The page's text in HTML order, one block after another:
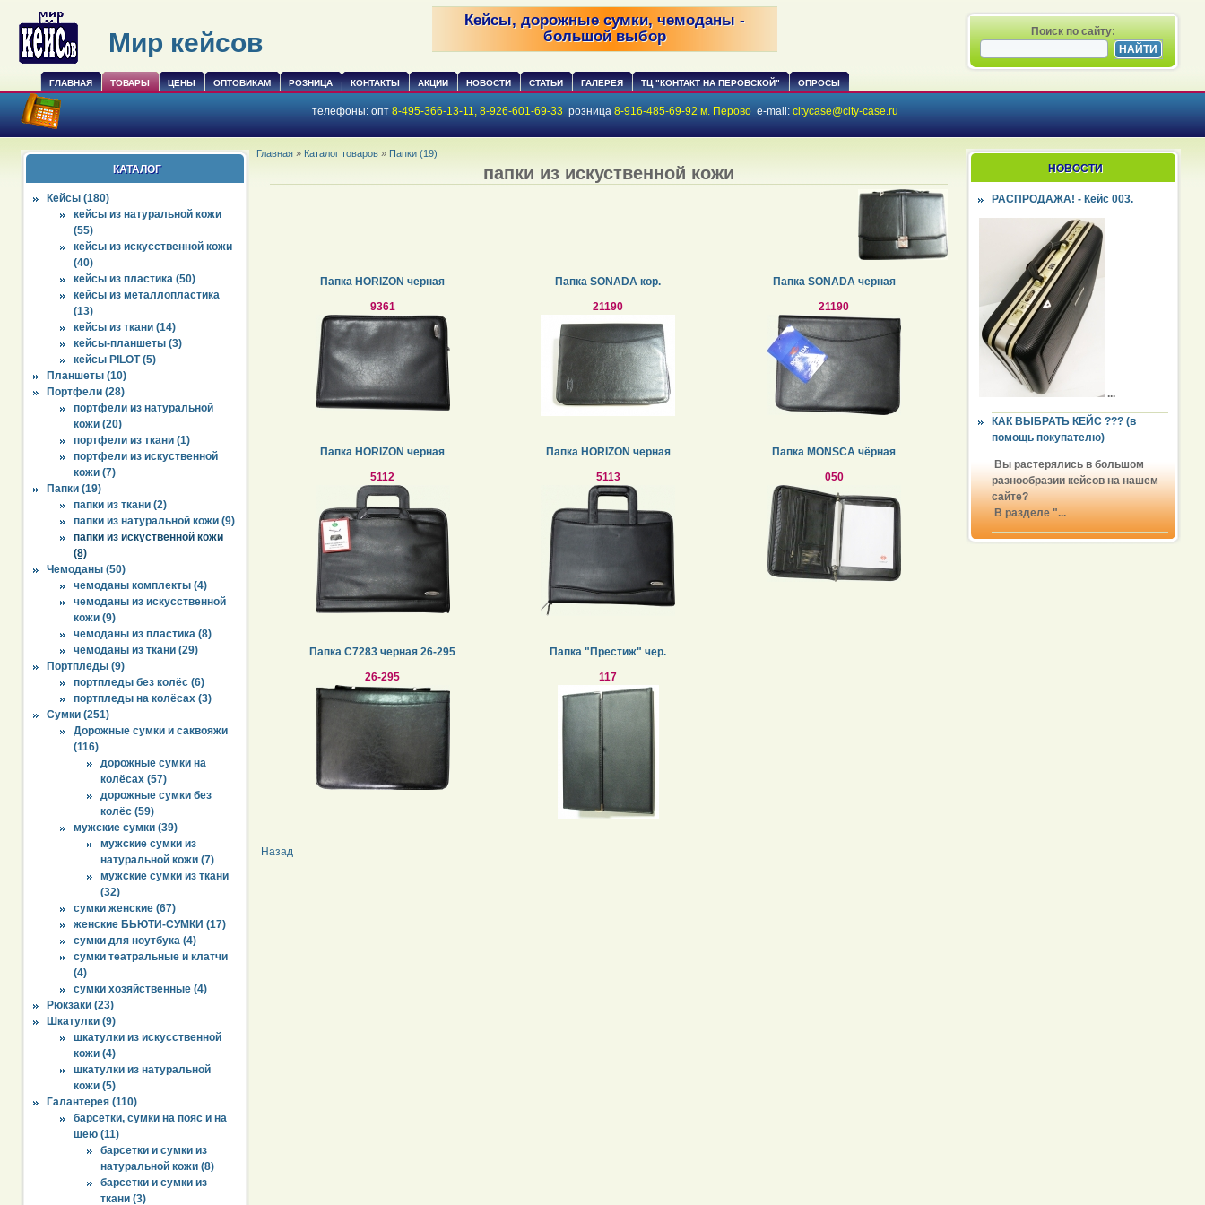
Мир кейсов
Кейсы, дорожные сумки, чемоданы -
большой выбор
Поиск по сайту:
ГЛАВНАЯ ТОВАРЫ ЦЕНЫ ОПТОВИКАМ РОЗНИЦА КОНТАКТЫ АКЦИИ НОВОСТИ CТАТЬИ ГАЛЕРЕЯ ТЦ "КОНТАКТ НА ПЕРОВСКОЙ" ОПРОСЫ
телефоны: опт 8-495-366-13-11, 8-926-601-69-33 розница 8-916-485-69-92 м. Перово e-mail: citycase@city-case.ru
КАТАЛОГ
Кейсы (180)
кейсы из натуральной кожи
(55)
кейсы из искусственной кожи
(40)
кейсы из пластика (50)
кейсы из металлопластика
(13)
кейсы из ткани (14)
кейсы-планшеты (3)
кейсы PILOT (5)
Планшеты (10)
Портфели (28)
портфели из натуральной
кожи (20)
портфели из ткани (1)
портфели из искуственной
кожи (7)
Папки (19)
папки из ткани (2)
папки из натуральной кожи (9)
папки из искуственной кожи
(8)
Чемоданы (50)
чемоданы комплекты (4)
чемоданы из искусственной
кожи (9)
чемоданы из пластика (8)
чемоданы из ткани (29)
Портпледы (9)
портпледы без колёс (6)
портпледы на колёсах (3)
Сумки (251)
Дорожные сумки и саквояжи
(116)
дорожные сумки на
колёсах (57)
дорожные сумки без
колёс (59)
мужские сумки (39)
мужские сумки из
натуральной кожи (7)
мужские сумки из ткани
(32)
сумки женские (67)
женские БЬЮТИ-СУМКИ (17)
сумки для ноутбука (4)
сумки театральные и клатчи
(4)
сумки хозяйственные (4)
Рюкзаки (23)
Шкатулки (9)
шкатулки из искусственной
кожи (4)
шкатулки из натуральной
кожи (5)
Галантерея (110)
барсетки, сумки на пояс и на
шею (11)
барсетки и сумки из
натуральной кожи (8)
барсетки и сумки из
ткани (3)
Главная» Каталог товаров» Папки (19)
папки из искуственной кожи
Папка HORIZON черная
9361
Папка SONADA кор.
21190
Папка SONADA черная
21190
Папка HORIZON черная
5112
Папка HORIZON черная
5113
Папка MONSCA чёрная
050
Папка С7283 черная 26-295
26-295
Папка "Престиж" чер.
117
Назад
НОВОСТИ
РАСПРОДАЖА! - Кейс 003.
...
КАК ВЫБРАТЬ КЕЙС ??? (в
помощь покупателю)
Вы растерялись в большом
разнообразии кейсов на нашем
сайте?
В разделе "...